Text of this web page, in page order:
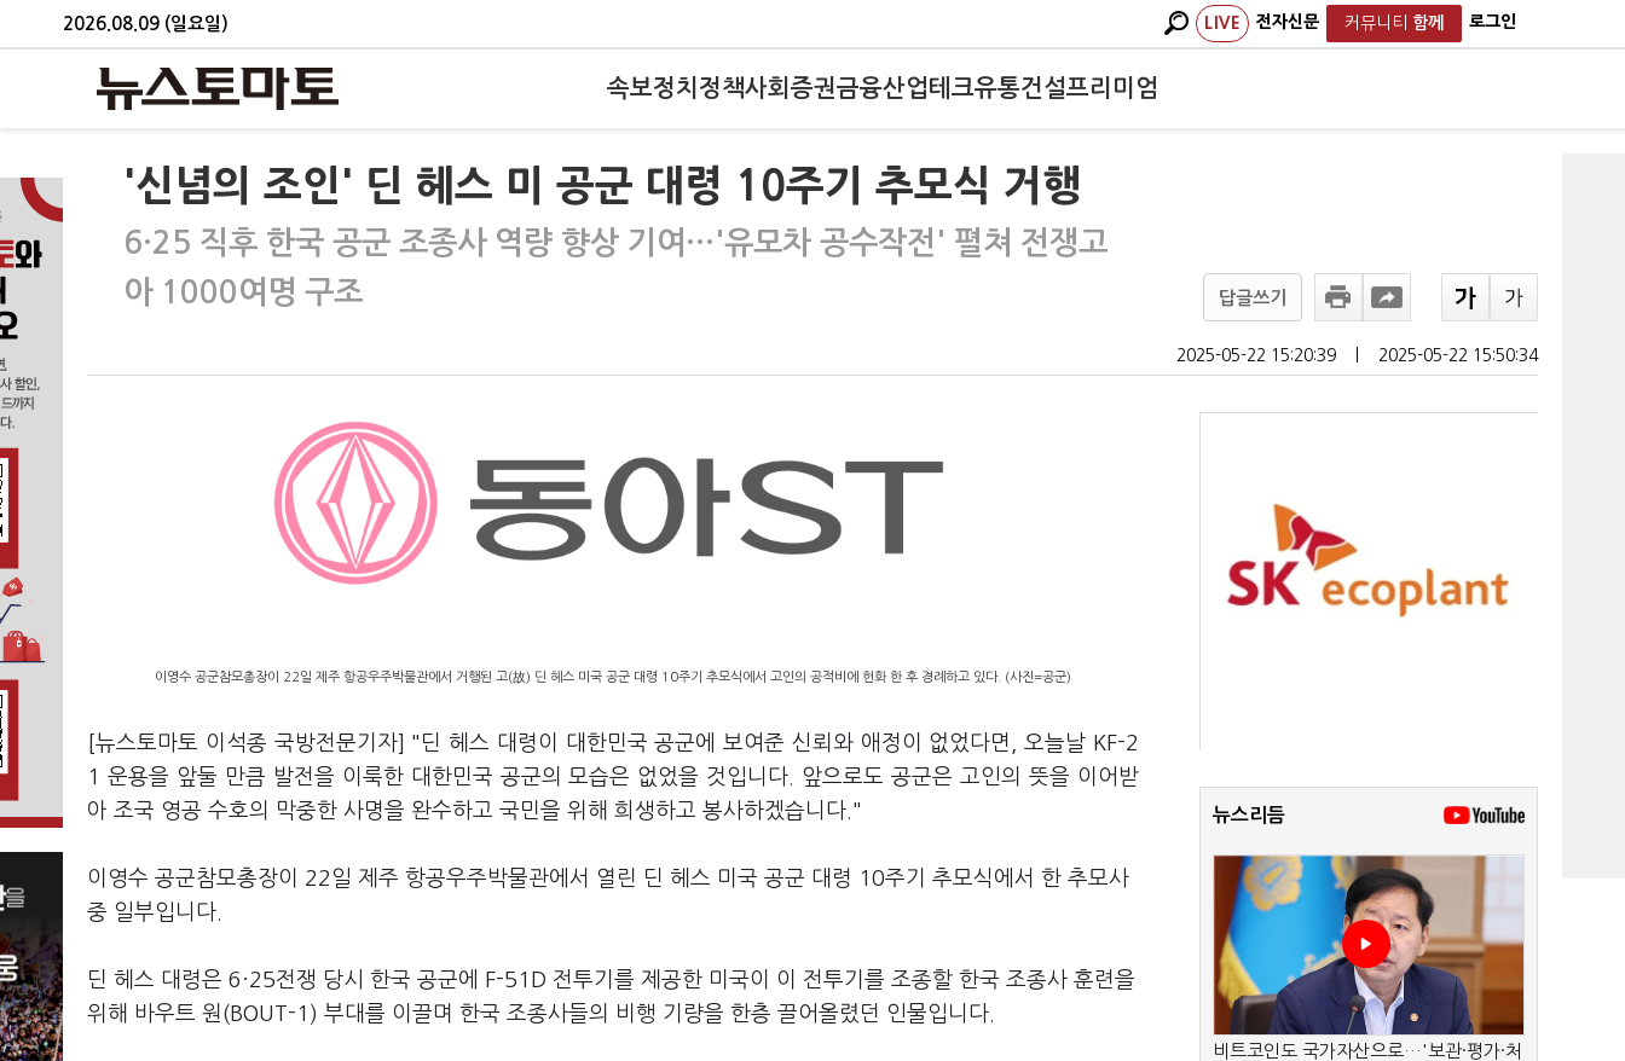
2026.08.09 (일요일) LIVE 전자신문 커뮤니티 함께 로그인
속보정치 정책사회 증권금융산업테크유통건설프리미엄
'신념의 조인' 딘 헤스 미 공군 대령 10주기 추모식 거행
6·25 직후 한국 공군 조종사 역량 향상 기여…'유모차 공수작전' 펼쳐 전쟁고
아 1000여명 구조
답글쓰기
2025-05-22 15:20:39 2025-05-22 15:50:34
이영수 공군참모총장이 22일 제주 항공우주박물관에서 거행된 고(故) 딘 헤스 미국 공군 대령 10주기 추모식에서 고인의 공적비에 헌화 한 후 경례하고 있다. (사진=공군)
[뉴스토마토 이석종 국방전문기자] "딘 헤스 대령이 대한민국 공군에 보여준 신뢰와 애정이 없었다면, 오늘날 KF-2
1 운용을 앞둘 만큼 발전을 이룩한 대한민국 공군의 모습은 없었을 것입니다. 앞으로도 공군은 고인의 뜻을 이어받
아 조국 영공 수호의 막중한 사명을 완수하고 국민을 위해 희생하고 봉사하겠습니다."
이영수 공군참모총장이 22일 제주 항공우주박물관에서 열린 딘 헤스 미국 공군 대령 10주기 추모식에서 한 추모사
중 일부입니다.
딘 헤스 대령은 6·25전쟁 당시 한국 공군에 F-51D 전투기를 제공한 미국이 이 전투기를 조종할 한국 조종사 훈련을
위해 바우트 원(BOUT-1) 부대를 이끌며 한국 조종사들의 비행 기량을 한층 끌어올렸던 인물입니다.
뉴스리듬
비트코인도 국가자산으로…'보관·평가·처